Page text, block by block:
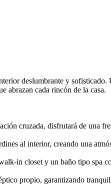
deslumbrante y
abrazan cada rincón de la casa.
cruzada, disfrutará de una
al interior, creando una
in closet y un baño tipo spa
propio, garantizando